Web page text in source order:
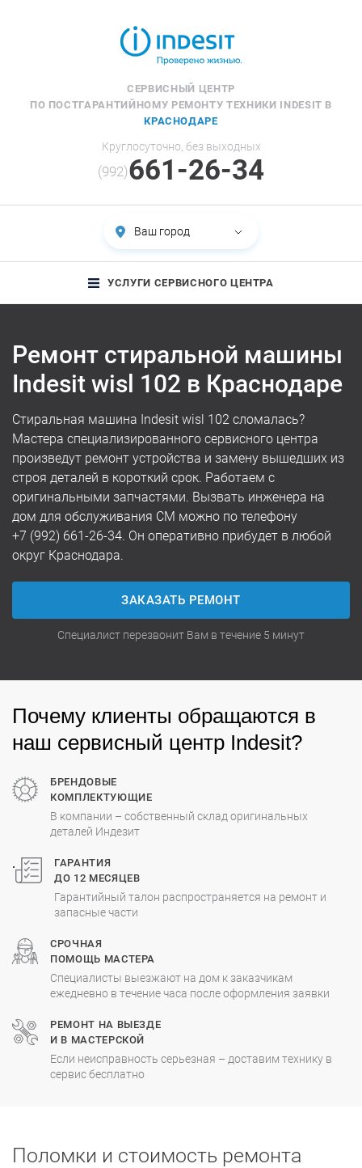
СЕРВИСНЫЙ ЦЕНТР
ПО ПОСТГАРАНТИЙНОМУ РЕМОНТУ ТЕХНИКИ INDESIT В
КРАСНОДАРЕ
Круглосуточно, без выходных
(992)661-26-34
Ваш город
УСЛУГИ СЕРВИСНОГО ЦЕНТРА
Ремонт стиральной машины
Indesit wisl 102 в Краснодаре
Стиральная машина Indesit wisl 102 сломалась?
Мастера специализированного сервисного центра
произведут ремонт устройства и замену вышедших из
строя деталей в короткий срок. Работаем с
оригинальными запчастями. Вызвать инженера на
дом для обслуживания СМ можно по телефону
+7 (992) 661-26-34. Он оперативно прибудет в любой
округ Краснодара.
ЗАКАЗАТЬ РЕМОНТ
Специалист перезвонит Вам в течение 5 минут
Почему клиенты обращаются в
наш сервисный центр Indesit?
БРЕНДОВЫЕ
КОМПЛЕКТУЮЩИЕ
В компании – собственный склад оригинальных
деталей Индезит
.
ГАРАНТИЯ
ДО 12 МЕСЯЦЕВ
Гарантийный талон распространяется на ремонт и
запасные части
СРОЧНАЯ
ПОМОЩЬ МАСТЕРА
Специалисты выезжают на дом к заказчикам
ежедневно в течение часа после оформления заявки
РЕМОНТ НА ВЫЕЗДЕ
И В МАСТЕРСКОЙ
Если неисправность серьезная – доставим технику в
сервис бесплатно
Поломки и стоимость ремонта